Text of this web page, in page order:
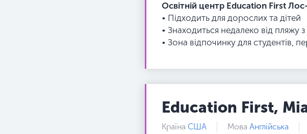
Освітній центр Education First
• Підходить для дорослих та дітей
• Знаходиться недалеко від пляжу
• Зона відпочинку для студентів,
Education First,
Країна США Мова Англійська